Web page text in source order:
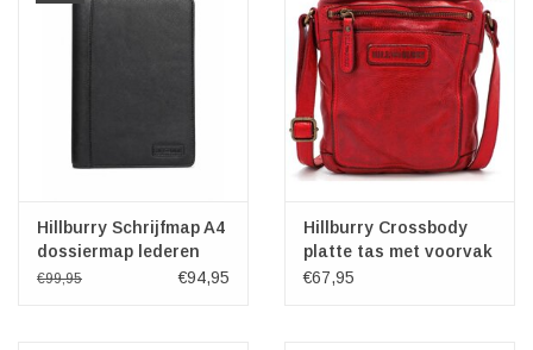
Hillburry Schrijfmap A4
dossiermap lederen
document organizer
€99,95 €94,95
Hillburry Crossbody
platte tas met voorvak
rood
€67,95